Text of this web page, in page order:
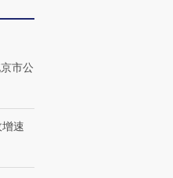
【商旅对话】华住集团
市公
速